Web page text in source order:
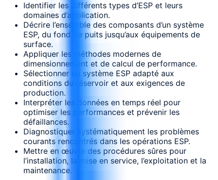
Identifier les différents types d’ESP et leurs
domaines d’application.
Décrire l’ensemble des composants d’un système
ESP, du fond de puits jusqu’aux équipements de
surface.
Appliquer les méthodes modernes de
dimensionnement et de calcul de performance.
Sélectionner un système ESP adapté aux
conditions du réservoir et aux exigences de
production.
Interpréter les données en temps réel pour
optimiser les performances et prévenir les
défaillances.
Diagnostiquer systématiquement les problèmes
courants rencontrés dans les opérations ESP.
Mettre en œuvre des procédures sûres pour
l’installation, la mise en service, l’exploitation et la
maintenance.